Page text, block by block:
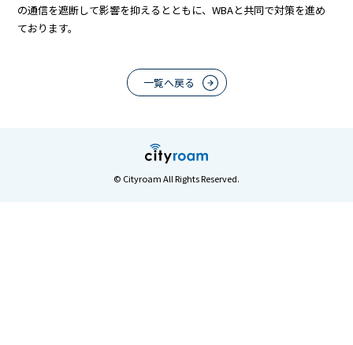
の通信を遮断して影響を抑えるとともに、WBAと共同で対策を進め
ております。
一覧へ戻る
© Cityroam All Rights Reserved.